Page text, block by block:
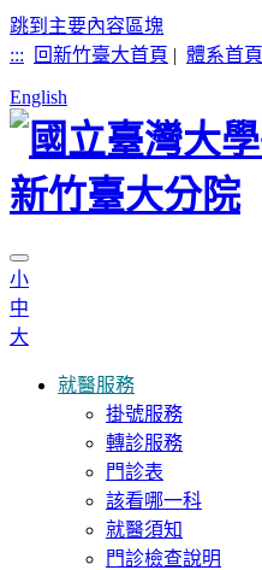
跳到主要內容區塊
:::
回新竹臺大首頁 | 體系首頁
English
小
中
大
就醫服務
掛號服務
轉診服務
門診表
該看哪一科
就醫須知
門診檢查說明